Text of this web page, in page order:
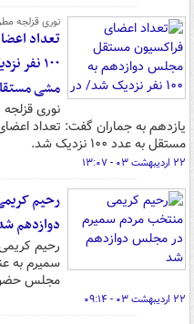
نوری قزلجه
تعداد
مشی
نوری
یازدهم به جماران گفت: تعداد
مستقل به عدد ۱۰۰ نزدیک شد.
۲۲ اردیبهشت ۰۳ - ۱۳:۰۷
رحیم
دوازدهم
رحیم
سمیرم به
مجلس
۲۲ اردیبهشت ۰۳ - ۰۹:۱۴